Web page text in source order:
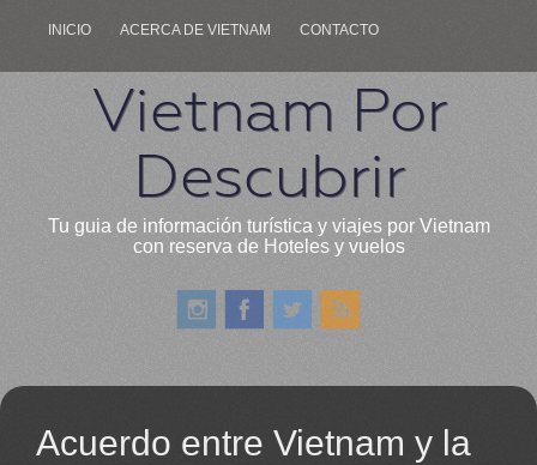
INICIO ACERCA DE VIETNAM CONTACTO
Vietnam Por
Descubrir
Tu guia de información turística y viajes por Vietnam
con reserva de Hoteles y vuelos
Acuerdo entre Vietnam y la